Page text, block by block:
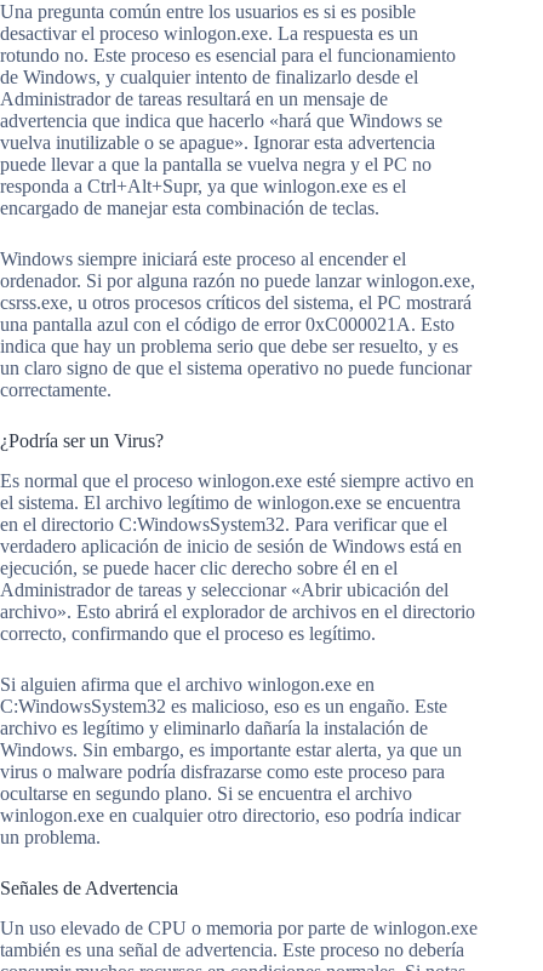
Una pregunta común entre los usuarios es si es posible
desactivar el proceso winlogon.exe. La respuesta es un
rotundo no. Este proceso es esencial para el funcionamiento
de Windows, y cualquier intento de finalizarlo desde el
Administrador de tareas resultará en un mensaje de
advertencia que indica que hacerlo «hará que Windows se
vuelva inutilizable o se apague». Ignorar esta advertencia
puede llevar a que la pantalla se vuelva negra y el PC no
responda a Ctrl+Alt+Supr, ya que winlogon.exe es el
encargado de manejar esta combinación de teclas.
Windows siempre iniciará este proceso al encender el
ordenador. Si por alguna razón no puede lanzar winlogon.exe,
csrss.exe, u otros procesos críticos del sistema, el PC mostrará
una pantalla azul con el código de error 0xC000021A. Esto
indica que hay un problema serio que debe ser resuelto, y es
un claro signo de que el sistema operativo no puede funcionar
correctamente.
¿Podría ser un Virus?
Es normal que el proceso winlogon.exe esté siempre activo en
el sistema. El archivo legítimo de winlogon.exe se encuentra
en el directorio C:WindowsSystem32. Para verificar que el
verdadero aplicación de inicio de sesión de Windows está en
ejecución, se puede hacer clic derecho sobre él en el
Administrador de tareas y seleccionar «Abrir ubicación del
archivo». Esto abrirá el explorador de archivos en el directorio
correcto, confirmando que el proceso es legítimo.
Si alguien afirma que el archivo winlogon.exe en
C:WindowsSystem32 es malicioso, eso es un engaño. Este
archivo es legítimo y eliminarlo dañaría la instalación de
Windows. Sin embargo, es importante estar alerta, ya que un
virus o malware podría disfrazarse como este proceso para
ocultarse en segundo plano. Si se encuentra el archivo
winlogon.exe en cualquier otro directorio, eso podría indicar
un problema.
Señales de Advertencia
Un uso elevado de CPU o memoria por parte de winlogon.exe
también es una señal de advertencia. Este proceso no debería